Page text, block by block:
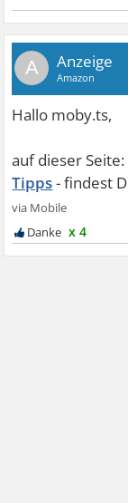
A
Tipps
x 4